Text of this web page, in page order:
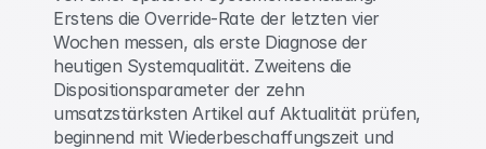
Erstens die Override-Rate der letzten vier
Wochen messen, als erste Diagnose der
heutigen Systemqualität. Zweitens die
Dispositionsparameter der zehn
umsatzstärksten Artikel auf Aktualität prüfen,
beginnend mit Wiederbeschaffungszeit und